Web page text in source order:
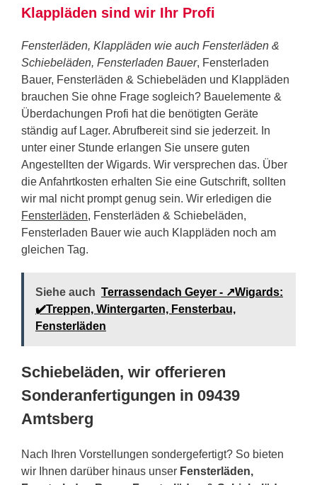
Klappläden sind wir Ihr Profi
Fensterläden, Klappläden wie auch Fensterläden &
Schiebeläden, Fensterladen Bauer, Fensterladen
Bauer, Fensterläden & Schiebeläden und Klappläden
brauchen Sie ohne Frage sogleich? Bauelemente &
Überdachungen Profi hat die benötigten Geräte
ständig auf Lager. Abrufbereit sind sie jederzeit. In
unter einer Stunde erlangen Sie unsere guten
Angestellten der Wigards. Wir versprechen das. Über
die Anfahrtkosten erhalten Sie eine Gutschrift, sollten
wir mal nicht prompt genug sein. Wir erledigen die
Fensterläden, Fensterläden & Schiebeläden,
Fensterladen Bauer wie auch Klappläden noch am
gleichen Tag.
Siehe auch Terrassendach Geyer - ↗️Wigards:
✔️Treppen, Wintergarten, Fensterbau,
Fensterläden
Schiebeläden, wir offerieren
Sonderanfertigungen in 09439
Amtsberg
Nach Ihren Vorstellungen sondergefertigt? So bieten
wir Ihnen darüber hinaus unser Fensterläden,